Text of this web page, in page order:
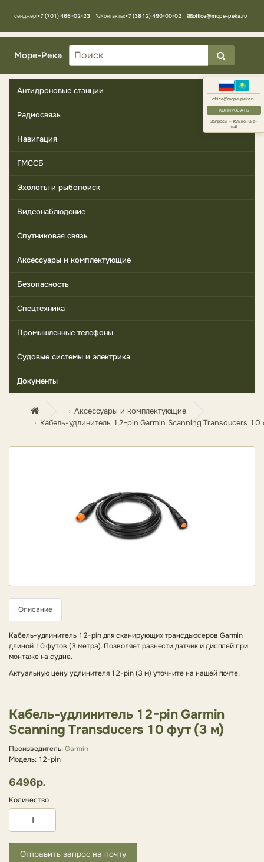
office@mope-peka.ru
КОПИРОВАТЬ
Запросы — только на e-
mail
Мессенджер:+7 (701) 466-02-23 Контакты:+7 (3812) 490-00-02 office@mope-peka.ru
Море-Река
Антидроновые станции
Радиосвязь
Навигация
ГМССБ
Эхолоты и рыбопоиск
Видеонаблюдение
Спутниковая связь
Аксессуары и комплектующие
Безопасность
Спецтехника
Промышленные телефоны
Судовые системы и электрика
Документы
Аксессуары и комплектующие
Кабель-удлинитель 12-pin Garmin Scanning Transducers 10
Описание
Кабель-удлинитель 12-pin для сканирующих трансдьюсеров Garmin
длиной 10 футов (3 метра). Позволяет разнести датчик и дисплей при
монтаже на судне.
Актуальную цену удлинителя 12-pin (3 м) уточните на нашей почте.
Кабель-удлинитель 12-pin Garmin
Scanning Transducers 10 фут (3 м)
Производитель:Garmin
Модель: 12-pin
6496р.
Количество
Отправить запрос на почту